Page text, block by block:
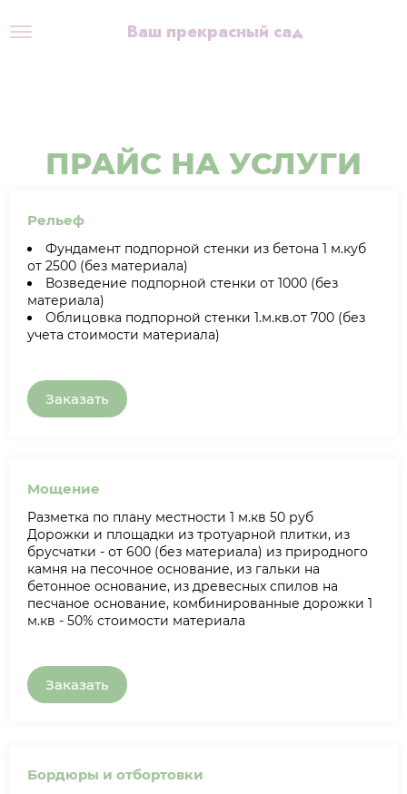
Ваш прекрасный сад
ПРАЙС НА УСЛУГИ
Рельеф
Фундамент подпорной стенки из бетона 1 м.куб
от 2500 (без материала)
Возведение подпорной стенки от 1000 (без
материала)
Облицовка подпорной стенки 1.м.кв.от 700 (без
учета стоимости материала)
Заказать
Мощение
Разметка по плану местности 1 м.кв 50 руб
Дорожки и площадки из тротуарной плитки, из
брусчатки - от 600 (без материала) из природного
камня на песочное основание, из гальки на
бетонное основание, из древесных спилов на
песчаное основание, комбинированные дорожки 1
м.кв - 50% стоимости материала
Заказать
Бордюры и отбортовки